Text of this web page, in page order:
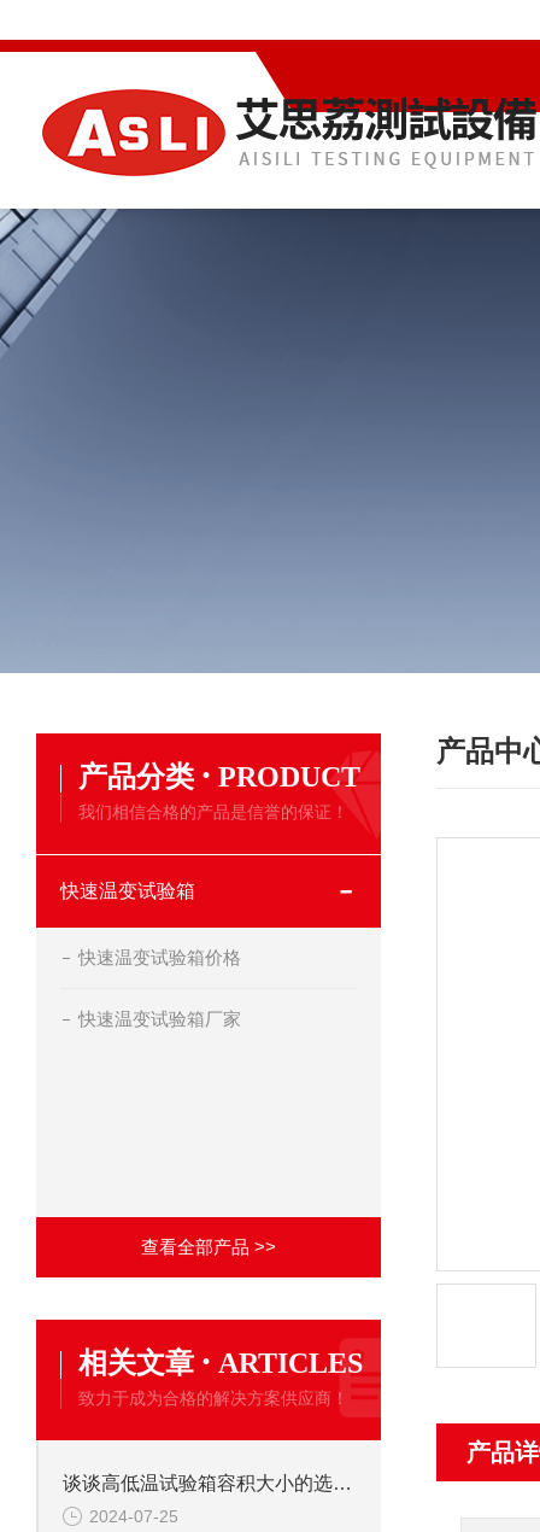
产品分类 · PRODUCT
我们相信合格的产品是信誉的保证！
快速温变试验箱
快速温变试验箱价格
快速温变试验箱厂家
查看全部产品 >>
相关文章 · ARTICLES
致力于成为合格的解决方案供应商！
谈谈高低温试验箱容积大小的选择要点
2024-07-25
产品中
产品